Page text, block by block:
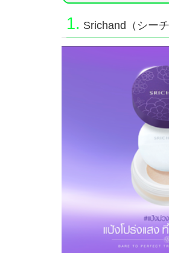
1. Srichand（シーチ